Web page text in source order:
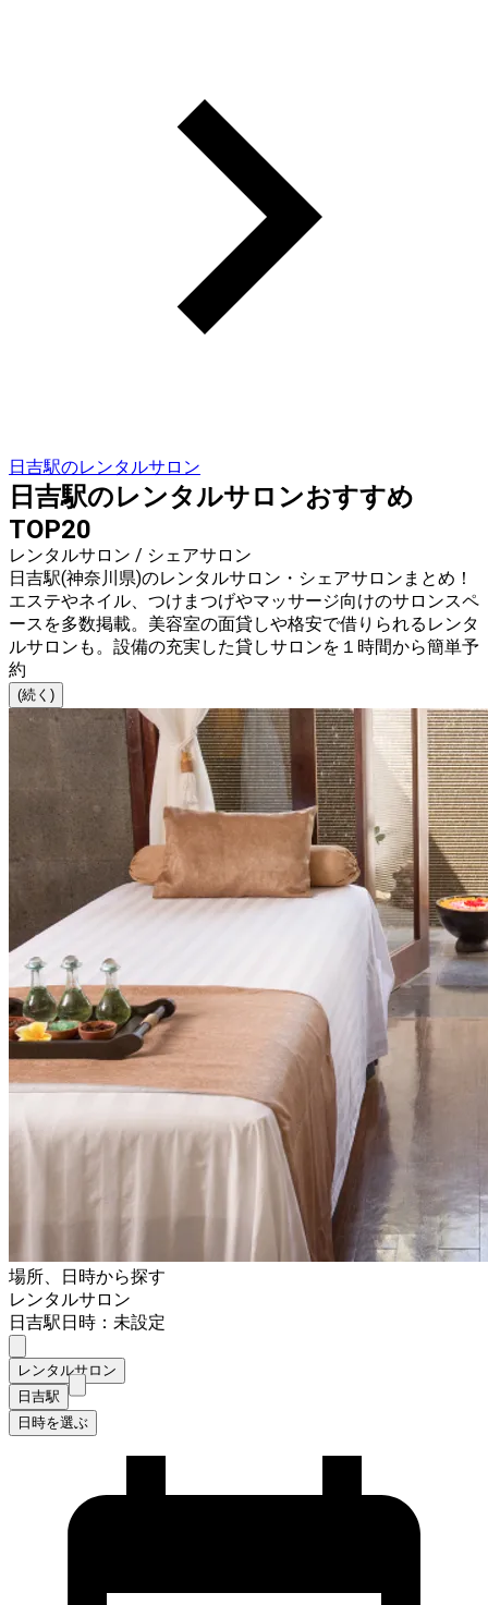
日吉駅のレンタルサロン
日吉駅のレンタルサロンおすすめ
TOP20
レンタルサロン / シェアサロン
日吉駅(神奈川県)のレンタルサロン・シェアサロンまとめ！
エステやネイル、つけまつげやマッサージ向けのサロンスペ
ースを多数掲載。美容室の面貸しや格安で借りられるレンタ
ルサロンも。設備の充実した貸しサロンを１時間から簡単予
約
(続く)
場所、日時から探す
レンタルサロン
日吉駅日時：未設定
レンタルサロン
日吉駅
日時を選ぶ